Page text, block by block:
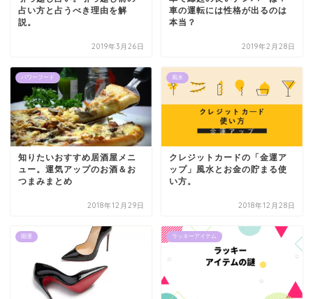
占い方と占うべき理由を解
説。
2019年3月26日
車の運転には性格が出るのは
本当？
2019年2月28日
パワーフード
知りたいおすすめ居酒屋メニ
ュー。運気アップのお酒＆お
つまみまとめ
2018年12月29日
風水
クレジットカードの「金運ア
ップ」風水とお金の貯まる使
い方。
2018年12月28日
開運 ラッキーアイテム